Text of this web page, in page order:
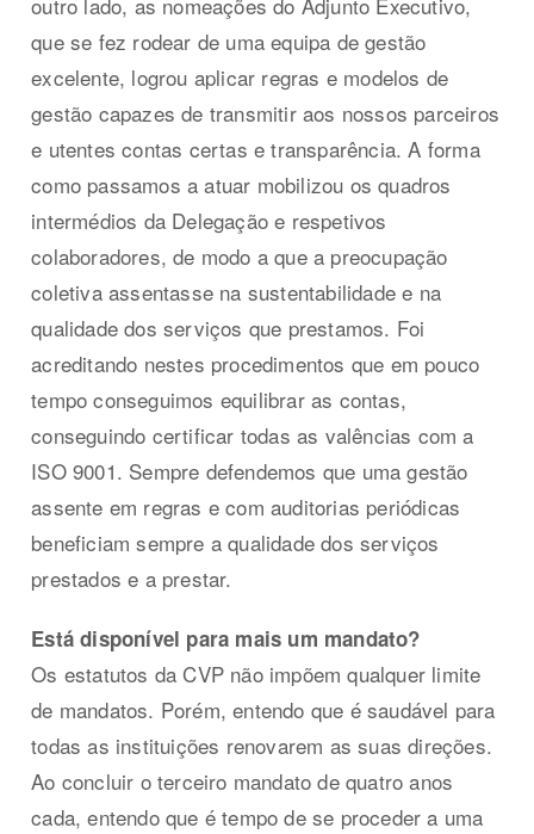
que se fez rodear de uma equipa de gestão
excelente, logrou aplicar regras e modelos de
gestão capazes de transmitir aos nossos parceiros
e utentes contas certas e transparência. A forma
como passamos a atuar mobilizou os quadros
intermédios da Delegação e respetivos
colaboradores, de modo a que a preocupação
coletiva assentasse na sustentabilidade e na
qualidade dos serviços que prestamos. Foi
acreditando nestes procedimentos que em pouco
tempo conseguimos equilibrar as contas,
conseguindo certificar todas as valências com a
ISO 9001. Sempre defendemos que uma gestão
assente em regras e com auditorias periódicas
beneficiam sempre a qualidade dos serviços
prestados e a prestar.
Está disponível para mais um mandato?
Os estatutos da CVP não impõem qualquer limite
de mandatos. Porém, entendo que é saudável para
todas as instituições renovarem as suas direções.
Ao concluir o terceiro mandato de quatro anos
cada, entendo que é tempo de se proceder a uma